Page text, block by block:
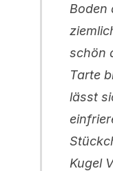
Boden
schön
Tarte
lässt
Kugel